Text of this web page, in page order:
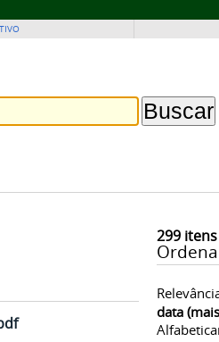
299itens
data